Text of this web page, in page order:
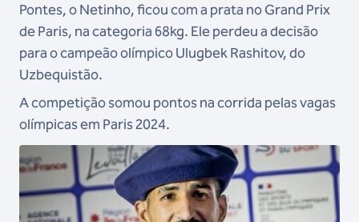
Pontes, o Netinho, ficou com a prata no Grand Prix
de Paris, na categoria 68kg. Ele perdeu a decisão
para o campeão olímpico Ulugbek Rashitov, do
Uzbequistão.
A competição somou pontos na corrida pelas vagas
olímpicas em Paris 2024.